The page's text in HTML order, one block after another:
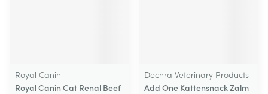
Royal Canin
Royal Canin Cat Renal Beef
Dechra Veterinary Products
Add One Kattensnack Zalm